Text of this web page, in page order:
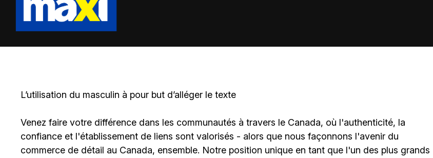
L’utilisation du masculin à pour but d’alléger le texte
Venez faire votre différence dans les communautés à travers le Canada, où l'authenticité, la
confiance et l'établissement de liens sont valorisés - alors que nous façonnons l'avenir du
commerce de détail au Canada, ensemble. Notre position unique en tant que l'un des plus grands